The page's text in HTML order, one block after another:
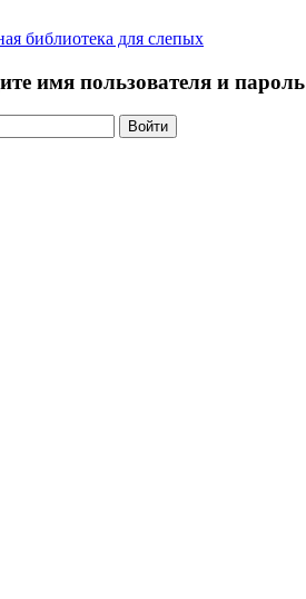
библиотека для слепых
имя пользователя и пароль